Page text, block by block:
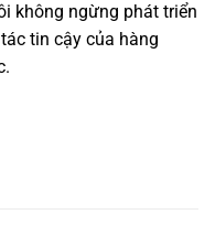
không ngừng phát triển
tin cậy của hàng